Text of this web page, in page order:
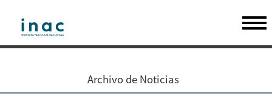
Archivo de Noticias